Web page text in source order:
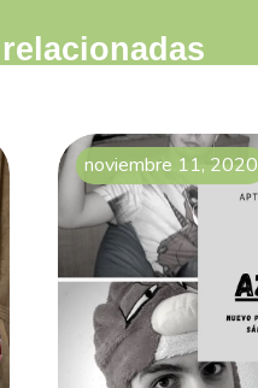
noviembre 11, 2020